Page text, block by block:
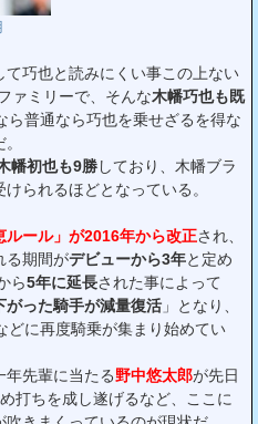
巧也と読みにくい事この上ない
ァミリーで、そんな木幡巧也も既
ら普通なら巧也を乗せざるを得な
幡初也も9勝しており、木幡ブラ
られるほどとなっている。
ルール」が2016年から改正され、
る期間がデビューから3年と定め
ら5年に延長された事によって
がった騎手が減量復活 」となり、
どに再度騎乗が集まり始めてい
年先輩に当たる野中悠太郎が先日
打ちを成し遂げるなど、ここに